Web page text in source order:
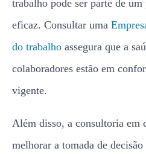
trabalho pode ser parte de
eficaz. Consultar uma
do trabalho assegura que a
colaboradores estão em
vigente.
Além disso, a consultoria em
melhorar a tomada de